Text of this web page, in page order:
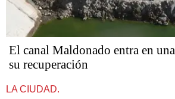
El canal Maldonado entra en
su recuperación
LA CIUDAD.